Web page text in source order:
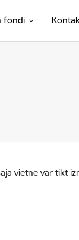
fondi
vietnē var tikt